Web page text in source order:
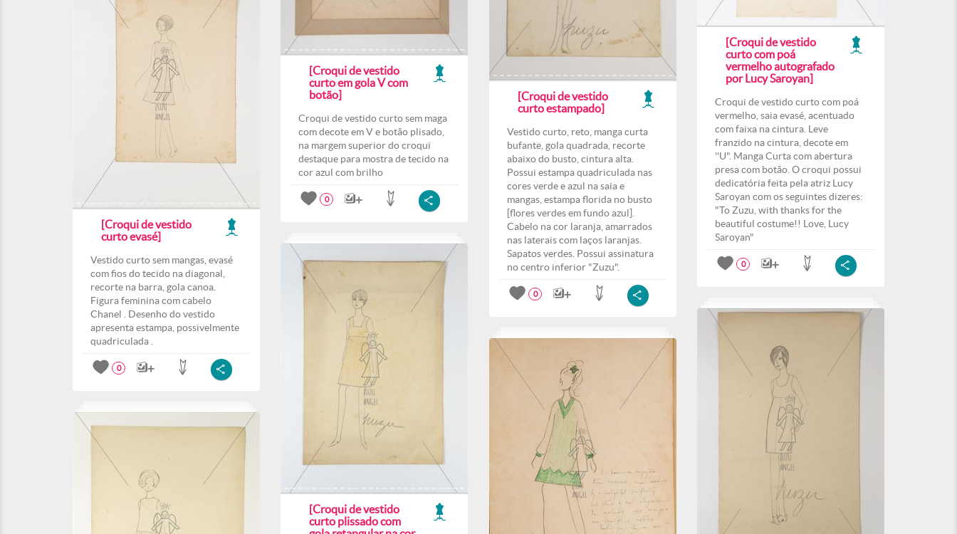
[Croqui de vestido
curto com poá
vermelho autografado
por Lucy Saroyan]
Croqui de vestido curto com poá
vermelho, saia evasé, acentuado
com faixa na cintura. Leve
franzido na cintura, decote em
''U". Manga Curta com abertura
presa com botão. O croqui possui
dedicatória feita pela atriz Lucy
Saroyan com os seguintes dizeres:
"To Zuzu, with thanks for the
beautiful costume!! Love, Lucy
Saroyan"
0
[Croqui de vestido
curto em gola V com
botão]
Croqui de vestido curto sem maga
com decote em V e botão plisado,
na margem superior do croqui
destaque para mostra de tecido na
cor azul com brilho
0
[Croqui de vestido
curto estampado]
Vestido curto, reto, manga curta
bufante, gola quadrada, recorte
abaixo do busto, cintura alta.
Possui estampa quadriculada nas
cores verde e azul na saia e
mangas, estampa florida no busto
[flores verdes em fundo azul].
Cabelo na cor laranja, amarrados
nas laterais com laços laranjas.
Sapatos verdes. Possui assinatura
no centro inferior "Zuzu".
0
[Croqui de vestido
curto evasé]
Vestido curto sem mangas, evasé
com fios do tecido na diagonal,
recorte na barra, gola canoa.
Figura feminina com cabelo
Chanel . Desenho do vestido
apresenta estampa, possivelmente
quadriculada .
0
[Croqui de vestido
curto plissado com